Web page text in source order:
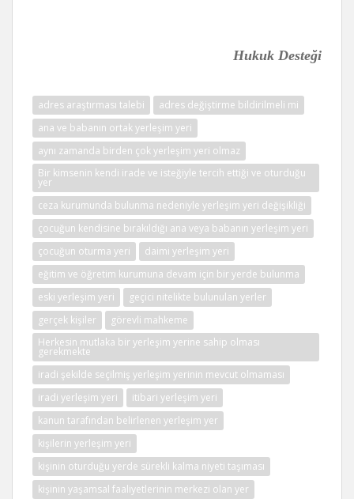
Hukuk Desteği
adres araştırması talebi
adres değiştirme bildirilmeli mi
ana ve babanın ortak yerleşim yeri
aynı zamanda birden çok yerleşim yeri olmaz
Bir kimsenin kendi irade ve isteğiyle tercih ettiği ve oturduğu
yer
ceza kurumunda bulunma nedeniyle yerleşim yeri değişikliği
çocuğun kendisine bırakıldığı ana veya babanın yerleşim yeri
çocuğun oturma yeri
daimi yerleşim yeri
eğitim ve öğretim kurumuna devam için bir yerde bulunma
eski yerleşim yeri
geçici nitelikte bulunulan yerler
gerçek kişiler
görevli mahkeme
Herkesin mutlaka bir yerleşim yerine sahip olması
gerekmekte
iradi şekilde seçilmiş yerleşim yerinin mevcut olmaması
iradi yerleşim yeri
itibari yerleşim yeri
kanun tarafından belirlenen yerleşim yer
kişilerin yerleşim yeri
kişinin oturduğu yerde sürekli kalma niyeti taşıması
kişinin yaşamsal faaliyetlerinin merkezi olan yer